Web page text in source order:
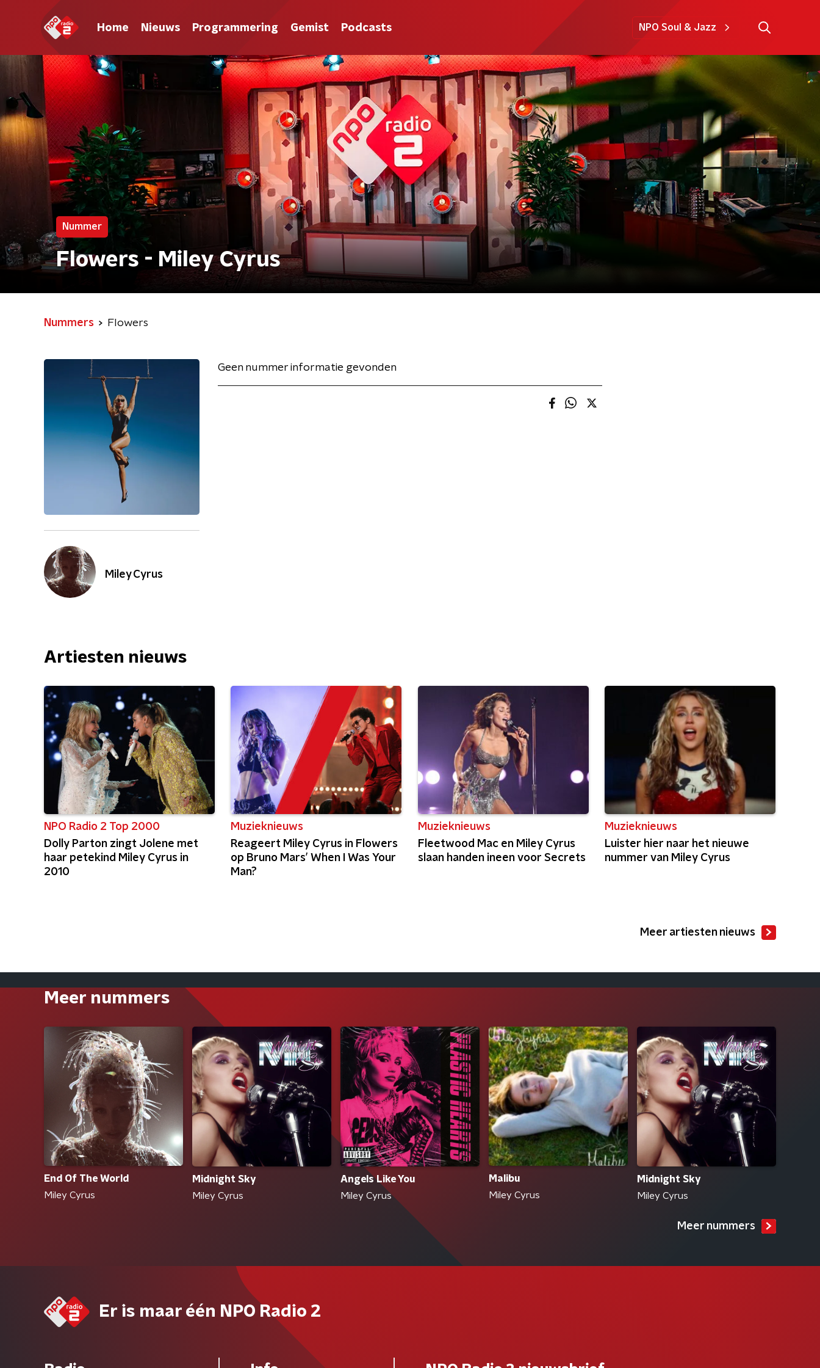
Home Nieuws Programmering Gemist Podcasts NPO Soul & Jazz
Nummer
Flowers - Miley Cyrus
Nummers Flowers
Miley Cyrus
Geen nummer informatie gevonden
Artiesten nieuws
NPO Radio 2 Top 2000
Dolly Parton zingt Jolene met
haar petekind Miley Cyrus in
2010
Muzieknieuws
Reageert Miley Cyrus in Flowers
op Bruno Mars’ When I Was Your
Man?
Muzieknieuws
Fleetwood Mac en Miley Cyrus
slaan handen ineen voor Secrets
Muzieknieuws
Luister hier naar het nieuwe
nummer van Miley Cyrus
Meer artiesten nieuws
Meer nummers
End Of The World
Miley Cyrus
Midnight Sky
Miley Cyrus
Angels Like You
Miley Cyrus
Malibu
Miley Cyrus
Midnight Sky
Miley Cyrus
Meer nummers
Er is maar één NPO Radio 2